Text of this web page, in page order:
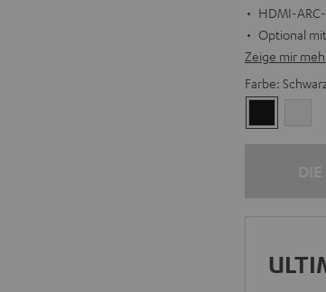
HDMI-
Optional
Zeige mir
Farbe: